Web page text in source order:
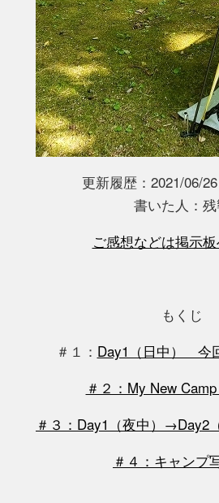
更新履歴：2021/06/
書いた人：
ご感想などは掲示
もくじ
＃１： Day1（日中） 今
＃２：My New
＃３：Day1（夜中）→Day2
＃４：キャンプ